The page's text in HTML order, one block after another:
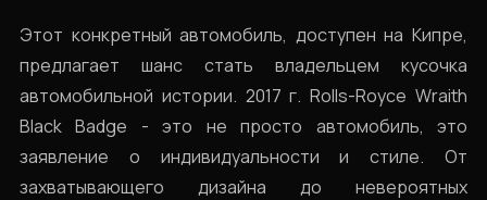
Этот конкретный автомобиль, доступен на Кипре,
предлагает шанс стать владельцем кусочка
автомобильной истории. 2017 г. Rolls-Royce Wraith
Black Badge - это не просто автомобиль, это
заявление о индивидуальности и стиле. От
захватывающего дизайна до невероятных